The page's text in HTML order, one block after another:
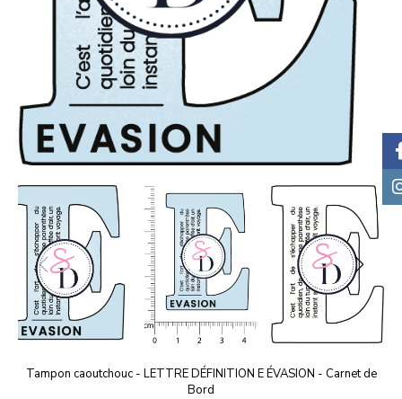
Tampon caoutchouc - LETTRE DÉFINITION E ÉVASION - Carnet de
Bord